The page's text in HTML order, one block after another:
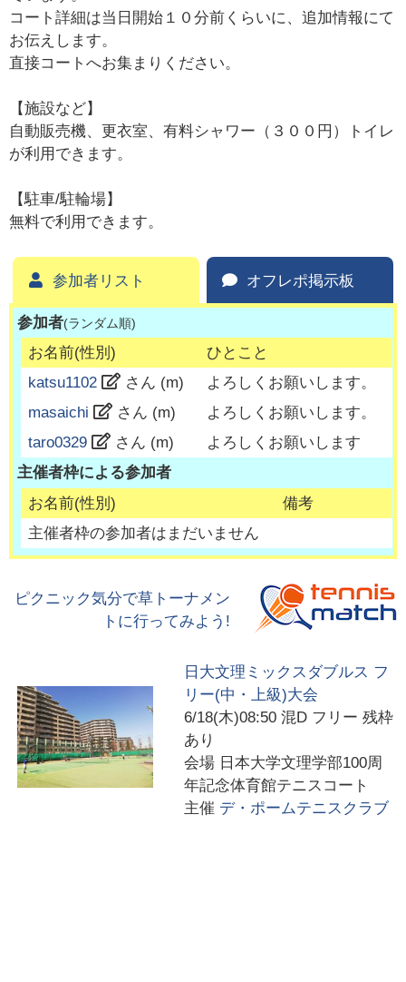
コート詳細は当日開始１０分前くらいに、追加情報にて
お伝えします。
直接コートへお集まりください。
【施設など】
自動販売機、更衣室、有料シャワー（３００円）トイレ
が利用できます。
【駐車/駐輪場】
無料で利用できます。
参加者リスト オフレポ掲示板
参加者(ランダム順)
お名前(性別)
ひとこと
katsu1102
さん (m)
よろしくお願いします。
masaichi
さん (m)
よろしくお願いします。
taro0329
さん (m)
よろしくお願いします
主催者枠による参加者
お名前(性別)
備考
主催者枠の参加者はまだいません
ピクニック気分で草トーナメン
トに行ってみよう!
日大文理ミックスダブルス フ
リー(中・上級)大会
6/18(木)08:50 混D フリー 残枠
あり
会場 日本大学文理学部100周
年記念体育館テニスコート
主催 デ・ポームテニスクラブ